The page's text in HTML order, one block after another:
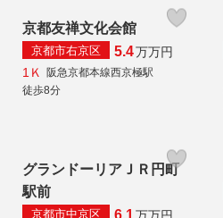
京都友禅文化会館
京都市右京区 5.4万万円
1Ｋ
阪急京都本線西京極駅
徒歩8分
グランドーリアＪＲ円町
駅前
京都市中京区 6.1